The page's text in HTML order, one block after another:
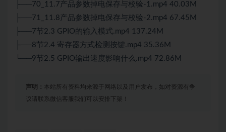
├──70_11.7产品参数掉电保存与校验-1.mp4 40.03M
├──71_11.8产品参数掉电保存与校验-2.mp4 67.45M
├──7节2.3 GPIO的输入模式.mp4 137.24M
├──8节2.4 寄存器方式检测按键.mp4 35.36M
└──9节2.5 GPIO输出速度影响什么.mp4 72.86M
声明： 本站所有资料均来源于网络以及用户发布，如对资源有争
议请联系微信客服我们可以安排下架！